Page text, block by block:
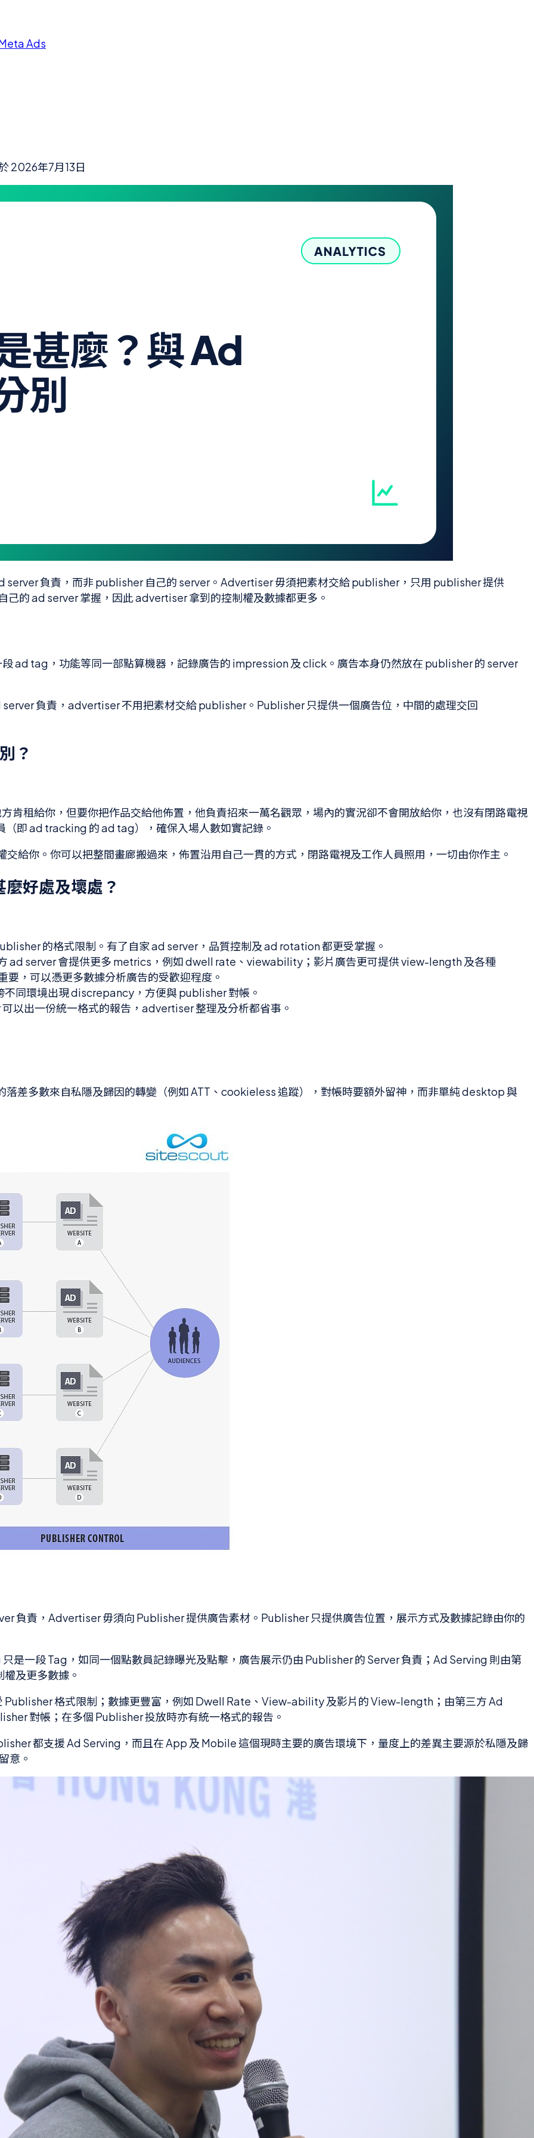
Ads
2026年7月13日
server 負責，而非 publisher 自己的 server。Advertiser 毋須把素材交給 publisher，只用 publisher 提供
的 ad server 掌握，因此 advertiser 拿到的控制權及數據都更多。
ad tag，功能等同一部點算機器，記錄廣告的 impression 及 click。廣告本身仍然放在 publisher 的 server
負責，advertiser 不用把素材交給 publisher。Publisher 只提供一個廣告位，中間的處理交回
？
肯租給你，但要你把作品交給他佈置，他負責招來一萬名觀眾，場內的實況卻不會開放給你，也沒有閉路電視
即 ad tracking 的 ad tag），確保入場人數如實記錄。
給你。你可以把整間畫廊搬過來，佈置沿用自己一貫的方式，閉路電視及工作人員照用，一切由你作主。
好處及壞處？
的格式限制。有了自家 ad server，品質控制及 ad rotation 都更受掌握。
ad server 會提供更多 metrics，例如 dwell rate、viewability；影片廣告更可提供 view-length 及各種
，可以憑更多數據分析廣告的受歡迎程度。
同環境出現 discrepancy，方便與 publisher 對帳。
以出一份統一格式的報告，advertiser 整理及分析都省事。
差多數來自私隱及歸因的轉變（例如 ATT、cookieless 追蹤），對帳時要額外留神，而非單純 desktop 與
負責，Advertiser 毋須向 Publisher 提供廣告素材。Publisher 只提供廣告位置，展示方式及數據記錄由你的
是一段 Tag，如同一個點數員記錄曝光及點擊，廣告展示仍由 Publisher 的 Server 負責；Ad Serving 則由第
及更多數據。
格式限制；數據更豐富，例如 Dwell Rate、View-ability 及影片的 View-length；由第三方 Ad
對帳；在多個 Publisher 投放時亦有統一格式的報告。
都支援 Ad Serving，而且在 App 及 Mobile 這個現時主要的廣告環境下，量度上的差異主要源於私隱及歸
意。